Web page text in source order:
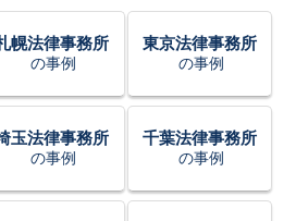
幌法律事務所
の事例
東京法律事務所
の事例
玉法律事務所
の事例
千葉法律事務所
の事例